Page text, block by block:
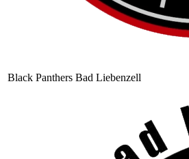
Black Panthers Bad Liebenzell